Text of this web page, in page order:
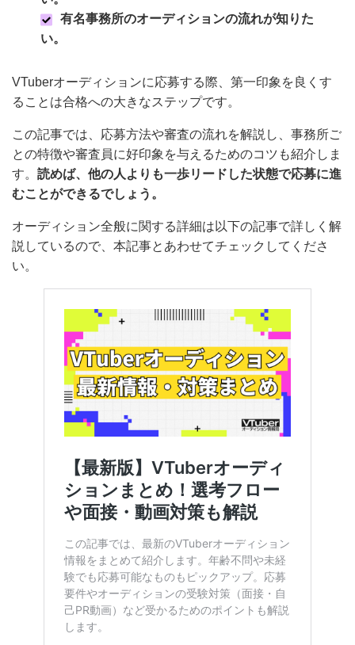
有名事務所のオーディションの流れが知りた
い。
VTuberオーディションに応募する際、第一印象を良く
することは合格への大きなステップです。
この記事では、応募方法や審査の流れを解説し、事務所
ごとの特徴や審査員に好印象を与えるためのコツも紹介
します。 読めば、他の人よりも一歩リードした状態で応
募に進むことができるでしょう。
オーディション全般に関する詳細は以下の記事で詳しく
解説しているので、本記事とあわせてチェックしてくだ
さい。